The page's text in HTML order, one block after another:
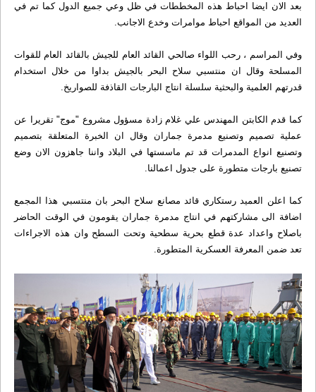
بعد الان ايضا احباط هذه المخططات في ظل وعي جميع الدول کما تم في
العديد من المواقع احباط موامرات وخدع الاجانب.
وفي المراسم ، رحب اللواء صالحي القائد العام للجيش بالقائد العام للقوات
المسلحة وقال ان منتسبي سلاح البحر بالجيش بداوا من خلال استخدام
قدرتهم العلمية والبحثية سلسلة انتاج البارجات القاذفة للصواريخ.
کما قدم الکابتن المهندس علي غلام زادة مسؤول مشروع "موج" تقريرا عن
عملية تصميم وتصنيع مدمرة جماران وقال ان الخبرة المتعلقة بتصميم
وتصنيع انواع المدمرات قد تم ماسستها في البلاد واننا جاهزون الان وضع
تصنيع بارجات متطورة على جدول اعمالنا.
کما اعلن العميد رستکاري قائد مصانع سلاح البحر بان منتسبي هذا المجمع
اضافة الى مشارکتهم في انتاج مدمرة جماران يقومون في الوقت الحاضر
باصلاح واعداد عدة قطع بحرية سطحية وتحت السطح وان هذه الاجراءات
تعد ضمن المعرفة العسکرية المتطورة.